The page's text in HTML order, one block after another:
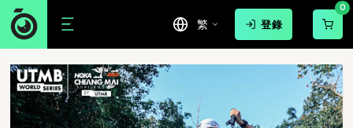
繁 登錄
0